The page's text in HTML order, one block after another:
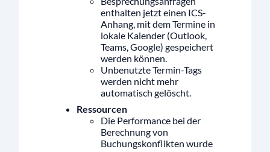
enthalten jetzt einen ICS-
Anhang, mit dem Termine in
lokale Kalender (Outlook,
Teams, Google) gespeichert
werden können.
Unbenutzte Termin-Tags
werden nicht mehr
automatisch gelöscht.
Ressourcen
Die Performance bei der
Berechnung von
Buchungskonflikten wurde